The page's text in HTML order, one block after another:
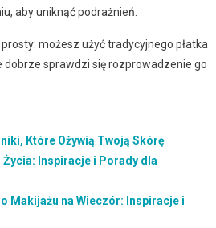
aby uniknąć podrażnień.
możesz użyć tradycyjnego płatka
dobrze sprawdzi się rozprowadzenie go
Które Ożywią Twoją Skórę
Inspiracje i Porady dla
Makijażu na Wieczór: Inspiracje i